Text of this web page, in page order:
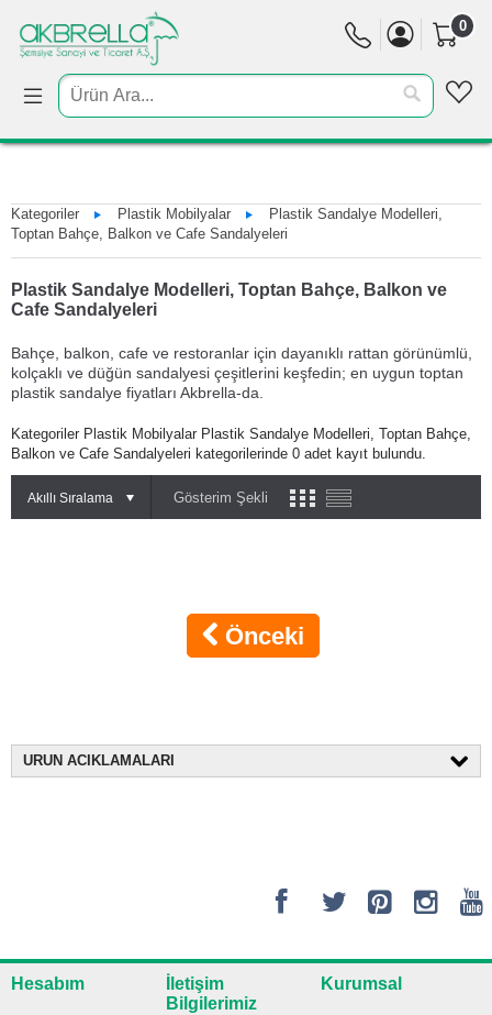
0
Kategoriler Plastik Mobilyalar
Plastik Sandalye Modelleri,
Toptan Bahçe, Balkon ve Cafe Sandalyeleri
Plastik Sandalye Modelleri, Toptan Bahçe, Balkon ve
Cafe Sandalyeleri
Bahçe, balkon, cafe ve restoranlar için dayanıklı rattan görünümlü,
kolçaklı ve düğün sandalyesi çeşitlerini keşfedin; en uygun toptan
plastik sandalye fiyatları Akbrella-da.
Kategoriler Plastik Mobilyalar Plastik Sandalye Modelleri, Toptan Bahçe,
Balkon ve Cafe Sandalyeleri kategorilerinde 0 adet kayıt bulundu.
Akıllı Sıralama Gösterim Şekli
Önceki
URUN ACIKLAMALARI
Hesabım
İletişim
Bilgilerimiz
Kurumsal